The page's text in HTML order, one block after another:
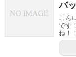
バ
こん
です
ね！